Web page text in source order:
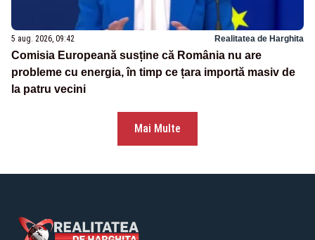
5 aug. 2026, 09:42 Realitatea de Harghita
Comisia Europeană susține că România nu are
probleme cu energia, în timp ce țara importă masiv de
la patru vecini
Mai Multe